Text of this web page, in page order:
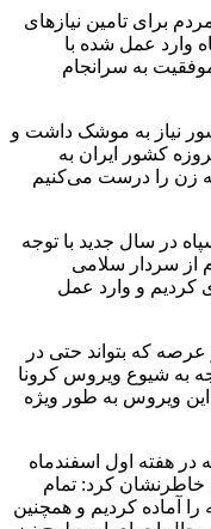
برای تامین نیازهای
وارد عمل شده با
به سرانجام
نیاز به موشک داشت و
کشور ایران به
زن را درست می‌کنیم
در سال جدید با توجه
از سردار سلامی
کردیم و وارد عمل
که بتواند حتی در
به شیوع ویروس کرونا
این ویروس به طور ویژه
در هفته اول اسفندماه
خاطرنشان کرد: تمام
آماده کردیم و همچنین